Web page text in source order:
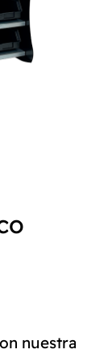
nuestra